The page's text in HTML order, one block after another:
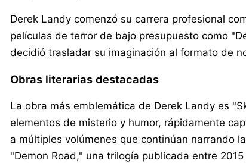
Derek Landy comenzó su carrera profesional
películas de terror de bajo presupuesto como
decidió trasladar su imaginación al formato de
Obras literarias destacadas
La obra más emblemática de Derek Landy es
elementos de misterio y humor, rápidamente
a múltiples volúmenes que continúan narrando
"Demon Road," una trilogía publicada entre